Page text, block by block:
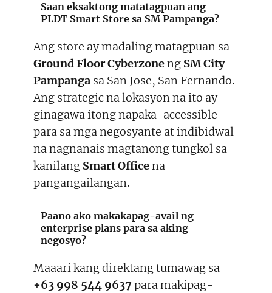
Saan eksaktong matatagpuan ang
PLDT Smart Store sa SM Pampanga?
Ang store ay madaling matagpuan sa
Ground Floor Cyberzoneng SM City
Pampanga sa San Jose, San Fernando.
Ang strategic na lokasyon na ito ay
ginagawa itong napaka-accessible
para sa mga negosyante at indibidwal
na nagnanais magtanong tungkol sa
kanilang Smart Officena
pangangailangan.
Paano ako makakapag-avail ng
enterprise plans para sa aking
negosyo?
Maaari kang direktang tumawag sa
+63 998 544 9637 para makipag-